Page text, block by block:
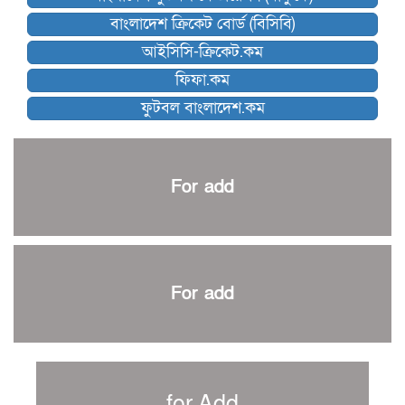
কিংস অ্যারেনায় ফাইনাল খেলবে না মোহামেডান!
কিউট-ডিআরইউ দাবায় মোরসালিন চ্যাম্পিয়ন
ব্রাদার্সকে হারিয়ে ফাইনালে মোহামেডান
নেইমারকে নিয়েই বিশ্বকাপে ব্রাজিলের প্রাথমিক স্কোয়াড
আর্জেন্টিনার ৫৫ সদস্যের প্রাথমিক দল ঘোষণা
পাকিস্তানের বিপক্ষে ঐতিহাসিক জয়ে ক্রীড়া প্রতিমন্ত্রীর অভিনন্দন
শান্ত-মুমিনুলদের ব্যাটে প্রথম দিন বাংলাদেশের
প্রচার বিমুখ এক ক্রীড়া অন্তপ্রাণ সংগঠক
সাফের হ্যাটট্রিক মিশনে থাইল্যান্ডের পথে আফঈদারা
বাংলাদেশ ক্রিকেট বোর্ড (বিসিবি)
আইসিসি-ক্রিকেট.কম
ফিফা.কম
ফুটবল বাংলাদেশ.কম
For add
For add